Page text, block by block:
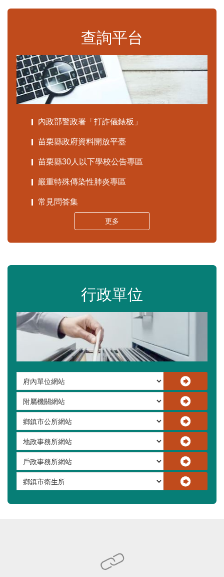
查詢平台
內政部警政署「打詐儀錶板」
苗栗縣政府資料開放平臺
苗栗縣30人以下學校公告專區
嚴重特殊傳染性肺炎專區
常見問答集
更多
行政單位